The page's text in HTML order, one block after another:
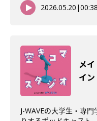
2026.05.20 |
メ
イ
J-WAVEの大学生・専